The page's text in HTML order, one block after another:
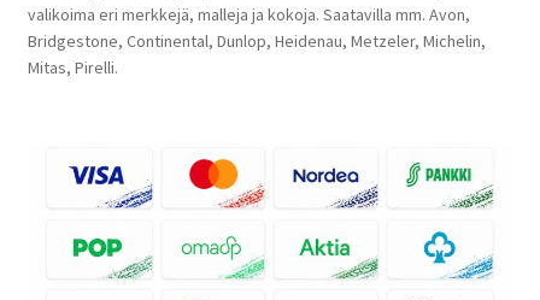
valikoima eri merkkejä, malleja ja kokoja. Saatavilla mm. Avon,
Bridgestone, Continental, Dunlop, Heidenau, Metzeler, Michelin,
Mitas, Pirelli.